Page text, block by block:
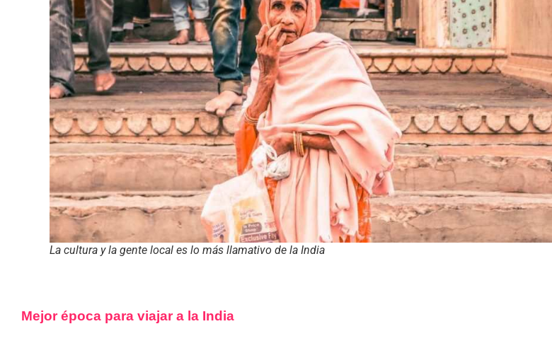
La cultura y la gente local es lo más llamativo de la India
Mejor época para viajar a la India